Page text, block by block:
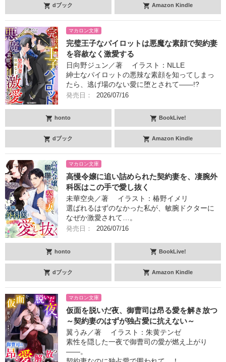
dブック Amazon Kindle
マカロン文庫
完璧王子なパイロットは悪魔な素顔で契約妻
を容赦なく激愛する
日向野ジュン／著 イラスト：NLLE
紳士なパイロットの悪辣な素顔を知ってしまっ
たら、逃げ場のない愛に堕とされて――!?
発売日： 2026/07/16
honto BookLive!
dブック Amazon Kindle
マカロン文庫
高慢令嬢に追い詰められた契約妻を、凄腕外
科医はこの手で愛し抜く
未華空央／著 イラスト：椿野イメリ
選ばれるはずのなかった私が、敏腕ドクターに
なぜか激愛されて…。
発売日： 2026/07/16
honto BookLive!
dブック Amazon Kindle
マカロン文庫
仮面を脱いだ夜、御曹司は昂る愛を解き放つ
～契約妻のはずが独占愛に抗えない～
翼うみ／著 イラスト：朱黄テンゼ
素性を隠した一夜で御曹司の愛が燃え上がり
――。